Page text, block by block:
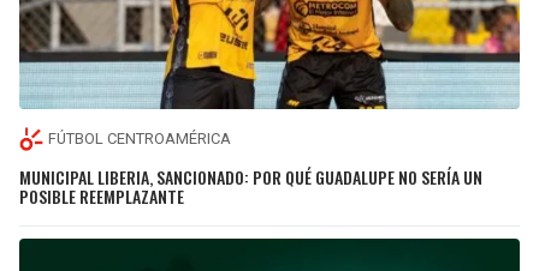
FÚTBOL CENTROAMÉRICA
MUNICIPAL LIBERIA, SANCIONADO: POR QUÉ GUADALUPE NO SERÍA UN
POSIBLE REEMPLAZANTE